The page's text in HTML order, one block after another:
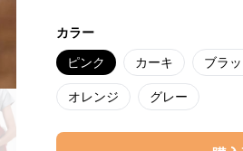
カラー
ピンク カーキ ブラ
オレンジ グレー